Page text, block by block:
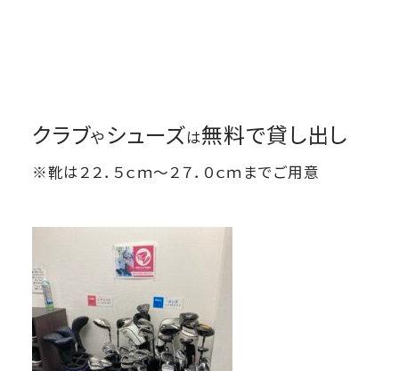
クラブやシューズは無料で貸し出し
※靴は２２．５ｃｍ～２７．０ｃｍまでご用意